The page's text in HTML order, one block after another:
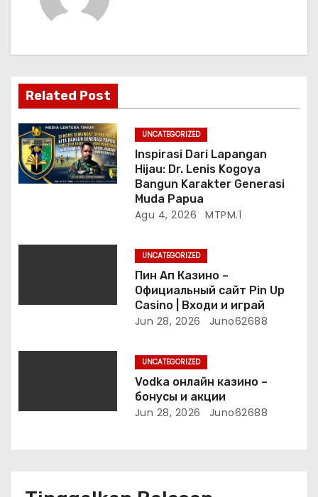
s
Related Post
UNCATEGORIZED
Inspirasi Dari Lapangan
Hijau: Dr. Lenis Kogoya
Bangun Karakter Generasi
Muda Papua
Agu 4, 2026 MTPM.1
UNCATEGORIZED
Пин Ап Казино –
Официальный сайт Pin Up
Casino | Входи и играй
Jun 28, 2026 Juno62688
UNCATEGORIZED
Vodka онлайн казино –
бонусы и акции
Jun 28, 2026 Juno62688